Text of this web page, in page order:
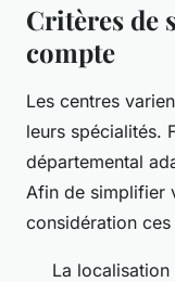
Critères de
compte
Les centres
leurs spécialités.
départemental
Afin de simplifier
considération
La localisation